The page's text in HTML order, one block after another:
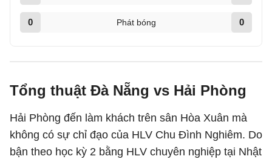
0 Phát bóng 0
Tổng thuật Đà Nẵng vs Hải Phòng
Hải Phòng đến làm khách trên sân Hòa Xuân mà
không có sự chỉ đạo của HLV Chu Đình Nghiêm. Do
bận theo học kỳ 2 bằng HLV chuyên nghiệp tại Nhật